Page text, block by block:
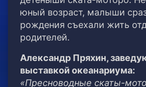
юный возраст, малыши
рождения съехали жить
родителей.
Александр Пряхин,
выставкой океанариума:
«Пресноводные скаты-